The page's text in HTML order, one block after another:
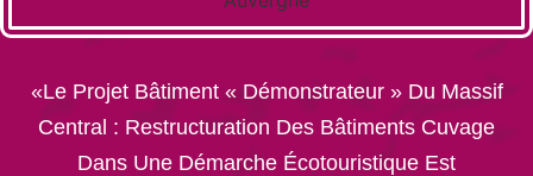
«Le Projet Bâtiment « Démonstrateur » Du Massif
Central : Restructuration Des Bâtiments Cuvage
Dans Une Démarche Écotouristique Est